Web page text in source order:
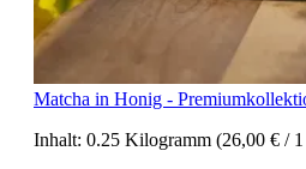
Matcha in Honig -
Inhalt: 0.25 Kilogramm (26,00 € /